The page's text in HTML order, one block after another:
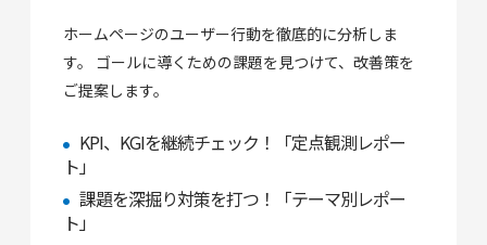
ホームページのユーザー行動を徹底的に分析しま
す。
ゴールに導くための課題を見つけて、改善策を
ご提案します。
KPI、KGIを継続チェック！「定点観測レポー
ト」
課題を深掘り対策を打つ！「テーマ別レポー
ト」